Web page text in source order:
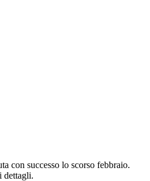
con successo lo scorso febbraio.
dettagli.